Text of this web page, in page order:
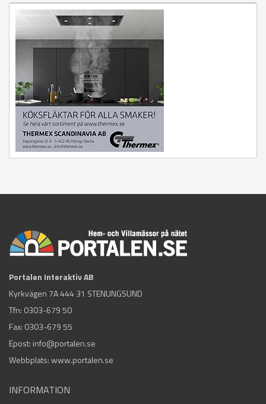
Portalen Interaktiv AB
Kyrkvägen 7A 444 31 STENUNGSUND
Tfn: 0303-679 50
Fax: 0303-679 55
Epost: info@portalen.se
Webbplats: www.portalen.se
INFORMATION